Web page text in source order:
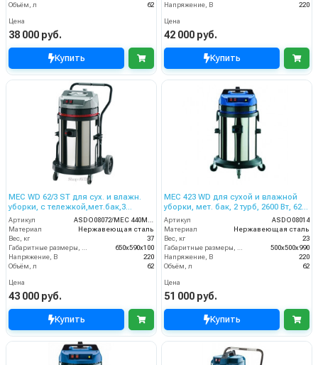
Объём, л
62
Цена
38 000 руб.
Купить
Напряжение, В
220
Цена
42 000 руб.
Купить
MEC WD 62/3 ST для сух. и влажн.
уборки, с тележкой,мет.бак,3
турб,3500Вт,62 л. полн. компл.
Артикул
Материал
Нержавеющая сталь
Вес, кг
37
650х590х100
Напряжение, В
220
Объём, л
62
Цена
43 000 руб.
Купить
MEC 423 WD для сухой и влажной
уборки, мет. бак, 2 турб, 2600 Вт, 62
л. полн. компл.
Артикул
ASDO08014
Материал
Нержавеющая сталь
Вес, кг
23
500х500х990
Напряжение, В
220
Объём, л
62
Цена
51 000 руб.
Купить